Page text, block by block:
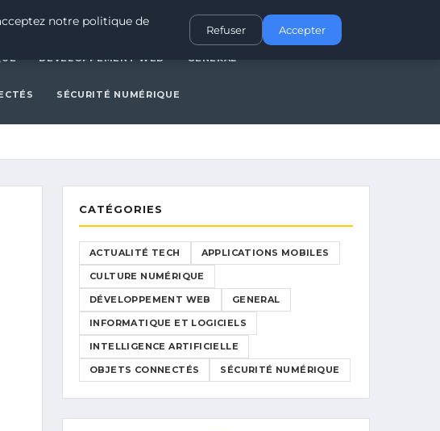
APPLICATIONS MOBILES CULTURE NUMÉRIQUEDÉVELOPPEMENT WEB
DÉVELOPPEMENT WEB GENERAL
SÉCURITÉ NUMÉRIQUE
CATÉGORIES
ACTUALITÉ TECH APPLICATIONS MOBILES
CULTURE NUMÉRIQUE
DÉVELOPPEMENT WEB GENERAL
INFORMATIQUE ET LOGICIELS
INTELLIGENCE ARTIFICIELLE
OBJETS CONNECTÉS SÉCURITÉ NUMÉRIQUE
notre politique de
Refuser Accepter